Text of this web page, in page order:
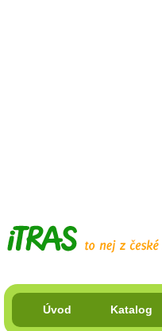
Úvod Katalog